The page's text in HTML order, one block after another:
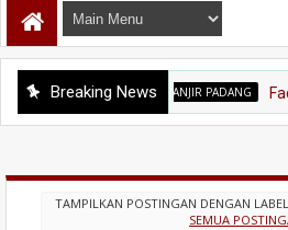
Breaking NewsBANJIR PADANG Fadli
TAMPILKAN POSTINGAN DENGAN LABEL
SEMUA